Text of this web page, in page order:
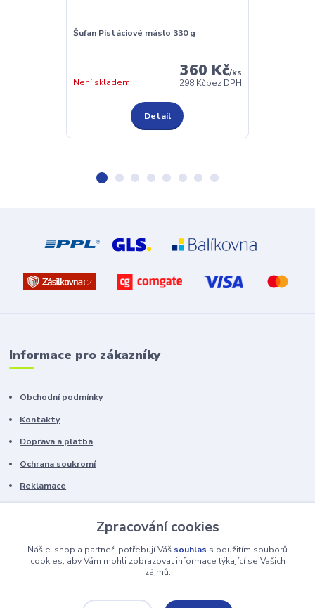
Šufan Pistáciové máslo 330 g
360 Kč/ks
298 Kčbez DPH
Není skladem
Detail
Informace pro zákazníky
Obchodní podmínky
Kontakty
Doprava a platba
Ochrana soukromí
Reklamace
Zpracování cookies
Náš e-shop a partneři potřebují Váš souhlas s použitím souborů
cookies, aby Vám mohli zobrazovat informace týkající se Vašich
zájmů.